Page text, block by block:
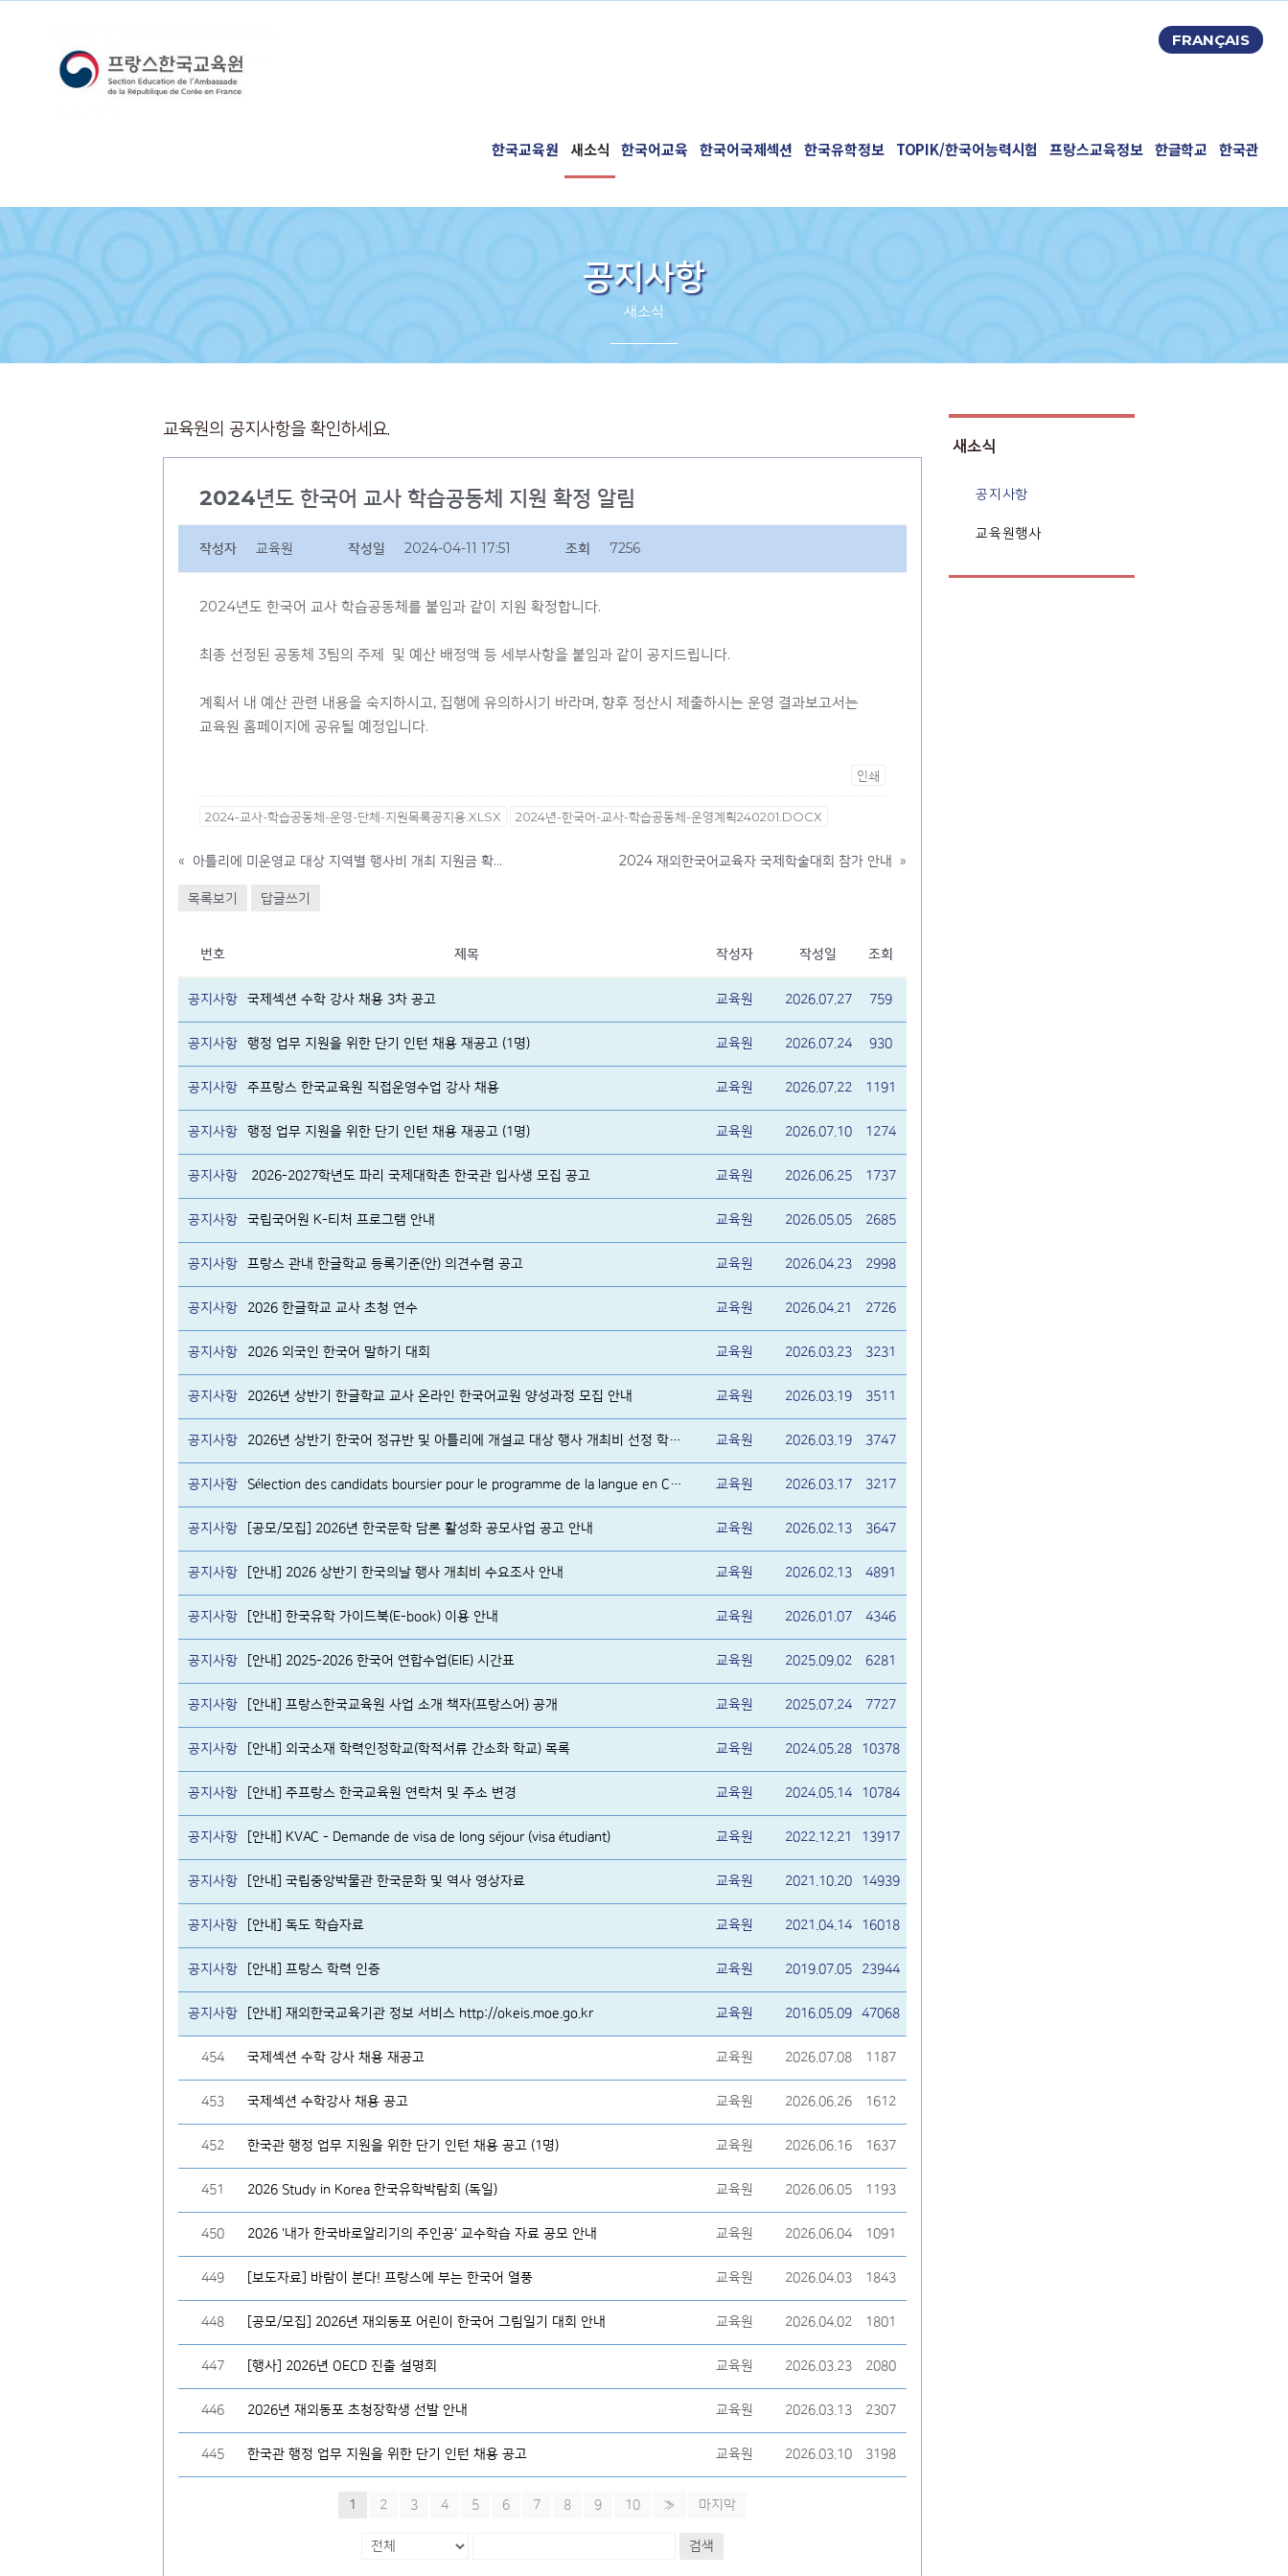
FRANÇAIS
한국교육원 새소식 한국어교육 한국어국제섹션 한국유학정보 TOPIK/한국어능력시험 프랑스교육정보 한글학교 한국관
공지사항
새소식
교육원의 공지사항을 확인하세요.
2024년도 한국어 교사 학습공동체 지원 확정 알림
작성자 교육원 작성일 2024-04-11 17:51 조회 7256
2024년도 한국어 교사 학습공동체를 붙임과 같이 지원 확정합니다.
최종 선정된 공동체 3팀의 주제 및 예산 배정액 등 세부사항을 붙임과 같이 공지드립니다.
계획서 내 예산 관련 내용을 숙지하시고, 집행에 유의하시기 바라며, 향후 정산시 제출하시는 운영 결과보고서는
교육원 홈페이지에 공유될 예정입니다.
인쇄
2024-교사-학습공동체-운영-단체-지원목록공지용.XLSX 2024년-한국어-교사-학습공동체-운영계획240201.DOCX
« 아틀리에 미운영교 대상 지역별 행사비 개최 지원금 확정 알림 2024 재외한국어교육자 국제학술대회 참가 안내 »
목록보기 답글쓰기
번호 제목 작성자 작성일 조회
공지사항 국제섹션 수학 강사 채용 3차 공고 교육원 2026.07.27 759
공지사항 행정 업무 지원을 위한 단기 인턴 채용 재공고 (1명) 교육원 2026.07.24 930
공지사항 주프랑스 한국교육원 직접운영수업 강사 채용 교육원 2026.07.22 1191
공지사항 행정 업무 지원을 위한 단기 인턴 채용 재공고 (1명) 교육원 2026.07.10 1274
공지사항 2026-2027학년도 파리 국제대학촌 한국관 입사생 모집 공고 교육원 2026.06.25 1737
공지사항 국립국어원 K-티처 프로그램 안내 교육원 2026.05.05 2685
공지사항 프랑스 관내 한글학교 등록기준(안) 의견수렴 공고 교육원 2026.04.23 2998
공지사항 2026 한글학교 교사 초청 연수 교육원 2026.04.21 2726
공지사항 2026 외국인 한국어 말하기 대회 교육원 2026.03.23 3231
공지사항 2026년 상반기 한글학교 교사 온라인 한국어교원 양성과정 모집 안내 교육원 2026.03.19 3511
공지사항 2026년 상반기 한국어 정규반 및 아틀리에 개설교 대상 행사 개최비 선정 학교 알림 교육원 2026.03.19 3747
공지사항 Sélection des candidats boursier pour le programme de la langue en Corée 교육원 2026.03.17 3217
공지사항 [공모/모집] 2026년 한국문학 담론 활성화 공모사업 공고 안내 교육원 2026.02.13 3647
공지사항 [안내] 2026 상반기 한국의날 행사 개최비 수요조사 안내 교육원 2026.02.13 4891
공지사항 [안내] 한국유학 가이드북(E-book) 이용 안내 교육원 2026.01.07 4346
공지사항 [안내] 2025-2026 한국어 연합수업(EIE) 시간표 교육원 2025.09.02 6281
공지사항 [안내] 프랑스한국교육원 사업 소개 책자(프랑스어) 공개 교육원 2025.07.24 7727
공지사항 [안내] 외국소재 학력인정학교(학적서류 간소화 학교) 목록 교육원 2024.05.28 10378
공지사항 [안내] 주프랑스 한국교육원 연락처 및 주소 변경 교육원 2024.05.14 10784
공지사항 [안내] KVAC - Demande de visa de long séjour (visa étudiant) 교육원 2022.12.21 13917
공지사항 [안내] 국립중앙박물관 한국문화 및 역사 영상자료 교육원 2021.10.20 14939
공지사항 [안내] 독도 학습자료 교육원 2021.04.14 16018
공지사항 [안내] 프랑스 학력 인증 교육원 2019.07.05 23944
공지사항 [안내] 재외한국교육기관 정보 서비스 http://okeis.moe.go.kr 교육원 2016.05.09 47068
454 국제섹션 수학 강사 채용 재공고 교육원 2026.07.08 1187
453 국제섹션 수학강사 채용 공고 교육원 2026.06.26 1612
452 한국관 행정 업무 지원을 위한 단기 인턴 채용 공고 (1명) 교육원 2026.06.16 1637
451 2026 Study in Korea 한국유학박람회 (독일) 교육원 2026.06.05 1193
450 2026 '내가 한국바로알리기의 주인공' 교수학습 자료 공모 안내 교육원 2026.06.04 1091
449 [보도자료] 바람이 분다! 프랑스에 부는 한국어 열풍 교육원 2026.04.03 1843
448 [공모/모집] 2026년 재외동포 어린이 한국어 그림일기 대회 안내 교육원 2026.04.02 1801
447 [행사] 2026년 OECD 진출 설명회 교육원 2026.03.23 2080
446 2026년 재외동포 초청장학생 선발 안내 교육원 2026.03.13 2307
445 한국관 행정 업무 지원을 위한 단기 인턴 채용 공고 교육원 2026.03.10 3198
1 2 3 4 5 6 7 8 9 10 » 마지막
검색
새소식
공지사항
교육원행사